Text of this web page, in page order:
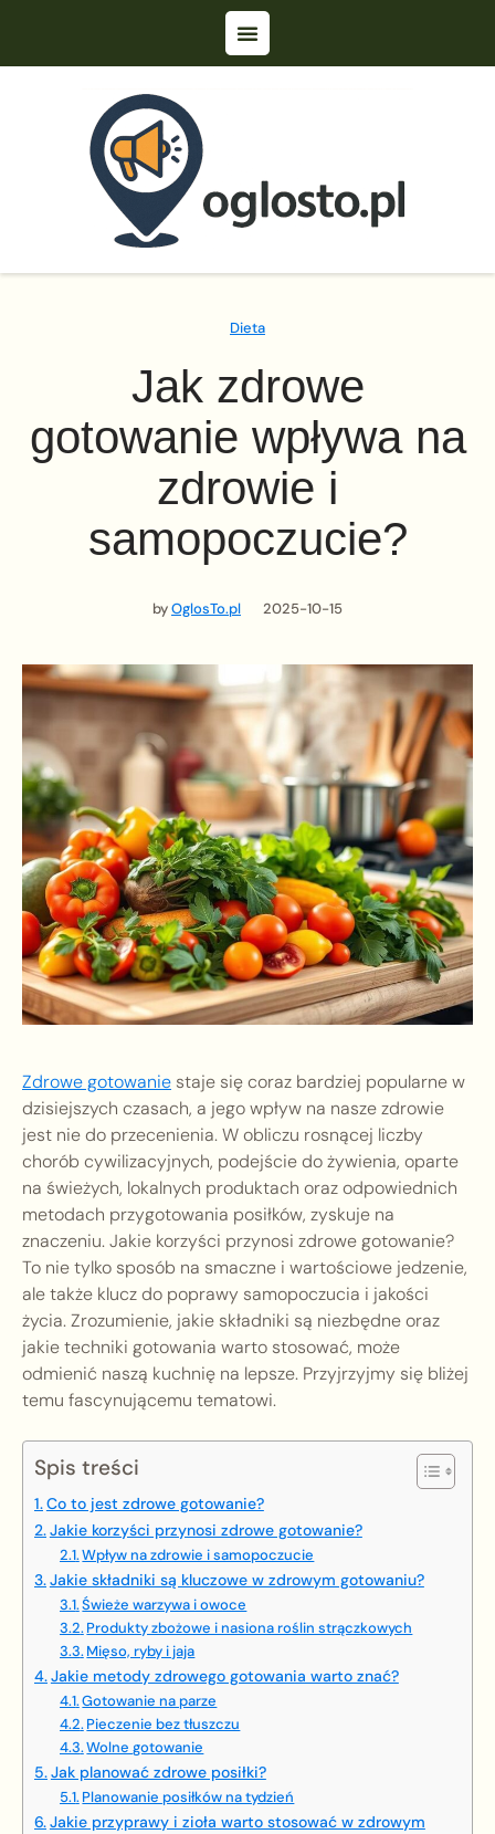
Dieta
Jak zdrowe
gotowanie wpływa na
zdrowie i
samopoczucie?
byOglosTo.pl 2025-10-15
Zdrowe gotowanie staje się coraz bardziej popularne w
dzisiejszych czasach, a jego wpływ na nasze zdrowie
jest nie do przecenienia. W obliczu rosnącej liczby
chorób cywilizacyjnych, podejście do żywienia, oparte
na świeżych, lokalnych produktach oraz odpowiednich
metodach przygotowania posiłków, zyskuje na
znaczeniu. Jakie korzyści przynosi zdrowe gotowanie?
To nie tylko sposób na smaczne i wartościowe jedzenie,
ale także klucz do poprawy samopoczucia i jakości
życia. Zrozumienie, jakie składniki są niezbędne oraz
jakie techniki gotowania warto stosować, może
odmienić naszą kuchnię na lepsze. Przyjrzyjmy się bliżej
temu fascynującemu tematowi.
Spis treści
Co to jest zdrowe gotowanie?
Jakie korzyści przynosi zdrowe gotowanie?
Wpływ na zdrowie i samopoczucie
Jakie składniki są kluczowe w zdrowym gotowaniu?
Świeże warzywa i owoce
Produkty zbożowe i nasiona roślin strączkowych
Mięso, ryby i jaja
Jakie metody zdrowego gotowania warto znać?
Gotowanie na parze
Pieczenie bez tłuszczu
Wolne gotowanie
Jak planować zdrowe posiłki?
Planowanie posiłków na tydzień
Jakie przyprawy i zioła warto stosować w zdrowym